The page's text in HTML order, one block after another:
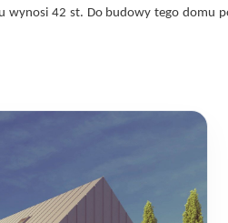
42 st. Do budowy tego domu